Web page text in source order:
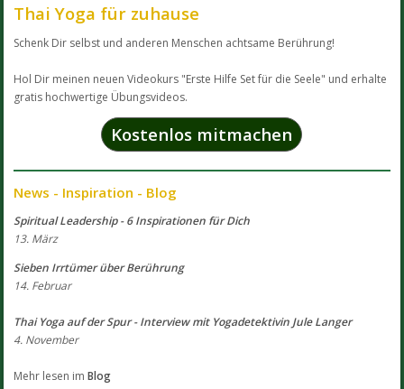
Thai Yoga für zuhause
Schenk Dir selbst und anderen Menschen achtsame Berührung!
Hol Dir meinen neuen Videokurs "Erste Hilfe Set für die Seele" und erhalte
gratis hochwertige Übungsvideos.
Kostenlos mitmachen
News - Inspiration - Blog
Spiritual Leadership - 6 Inspirationen für Dich
13. März
Sieben Irrtümer über Berührung
14. Februar
Thai Yoga auf der Spur - Interview mit Yogadetektivin Jule Langer
4. November
Mehr lesen imBlog